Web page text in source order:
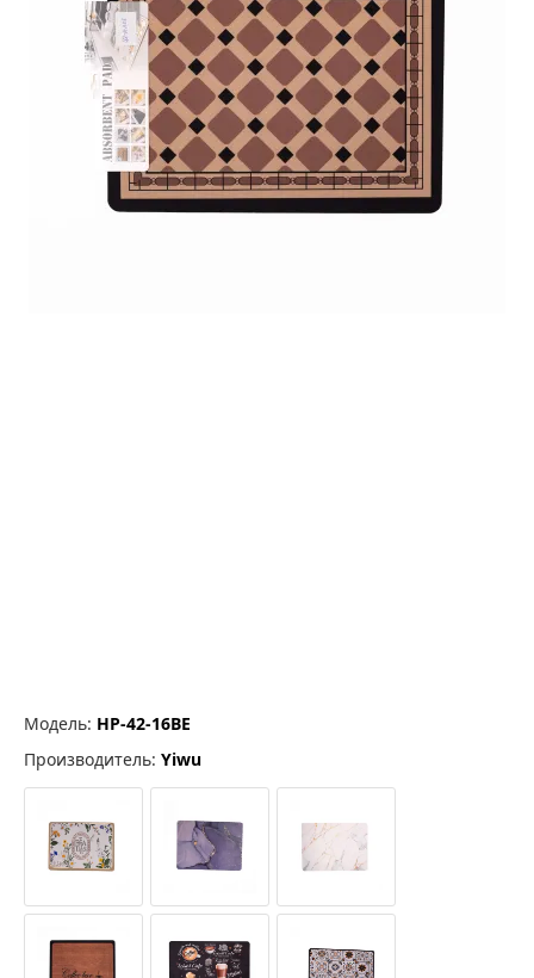
Модель: HP-42-16BE
Производитель: Yiwu